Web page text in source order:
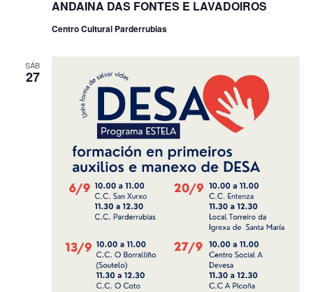
ANDAINA DAS FONTES E LAVADOIROS
Centro Cultural Parderrubias
SÁB
27